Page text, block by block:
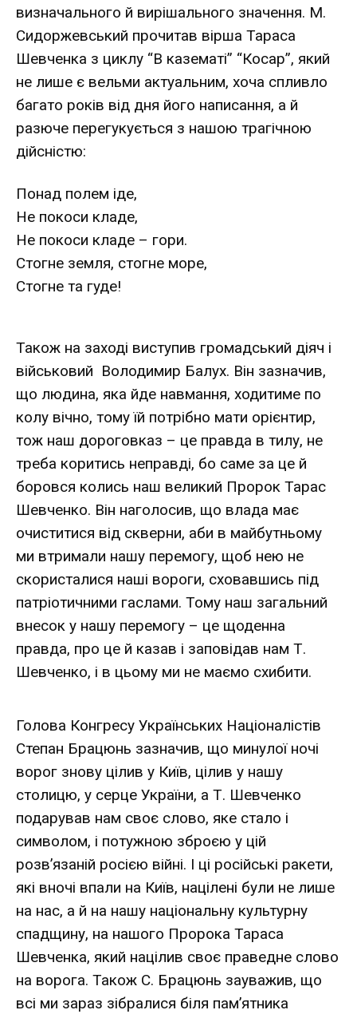
визначального й вирішального значення. М.
Сидоржевський прочитав вірша Тараса
Шевченка з циклу “В казематі” “Косар”, який
не лише є вельми актуальним, хоча спливло
багато років від дня його написання, а й
разюче перегукується з нашою трагічною
дійсністю:
Понад полем іде,
Не покоси кладе,
Не покоси кладе – гори.
Стогне земля, стогне море,
Стогне та гуде!
Також на заході виступив громадський діяч і
військовий Володимир Балух. Він зазначив,
що людина, яка йде навмання, ходитиме по
колу вічно, тому їй потрібно мати орієнтир,
тож наш дороговказ – це правда в тилу, не
треба коритись неправді, бо саме за це й
боровся колись наш великий Пророк Тарас
Шевченко. Він наголосив, що влада має
очиститися від скверни, аби в майбутньому
ми втримали нашу перемогу, щоб нею не
скористалися наші вороги, сховавшись під
патріотичними гаслами. Тому наш загальний
внесок у нашу перемогу – це щоденна
правда, про це й казав і заповідав нам Т.
Шевченко, і в цьому ми не маємо схибити.
Голова Конгресу Українських Націоналістів
Степан Брацюнь зазначив, що минулої ночі
ворог знову цілив у Київ, цілив у нашу
столицю, у серце України, а Т. Шевченко
подарував нам своє слово, яке стало і
символом, і потужною зброєю у цій
розв’язаній росією війні. І ці російські ракети,
які вночі впали на Київ, націлені були не лише
на нас, а й на нашу національну культурну
спадщину, на нашого Пророка Тараса
Шевченка, який націлив своє праведне слово
на ворога. Також С. Брацюнь зауважив, що
всі ми зараз зібралися біля пам’ятника